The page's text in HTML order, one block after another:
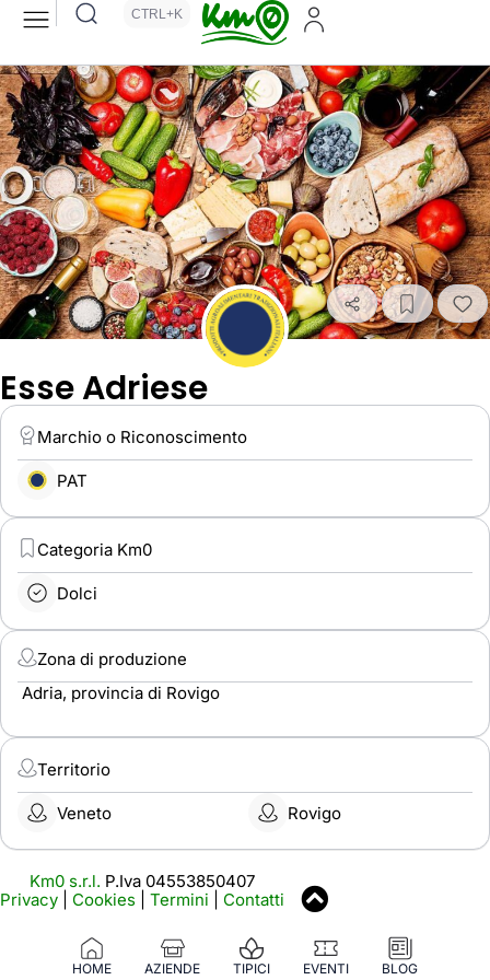
CTRL+K
HOME AZIENDE TIPICI EVENTI BLOG
Esse Adriese
Marchio o Riconoscimento
PAT
Categoria Km0
Dolci
Zona di produzione
Adria, provincia di Rovigo
Territorio
Veneto Rovigo
Km0 s.r.l. P.Iva 04553850407
Privacy
Cookies Termini Contatti